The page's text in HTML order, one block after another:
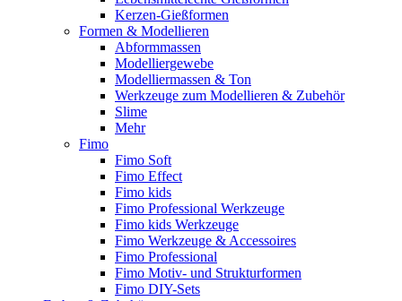
Kerzen-Gießformen
Formen & Modellieren
Abformmassen
Modelliergewebe
Modelliermassen & Ton
Werkzeuge zum Modellieren & Zubehör
Slime
Mehr
Fimo
Fimo Soft
Fimo Effect
Fimo kids
Fimo Professional Werkzeuge
Fimo kids Werkzeuge
Fimo Werkzeuge & Accessoires
Fimo Professional
Fimo Motiv- und Strukturformen
Fimo DIY-Sets